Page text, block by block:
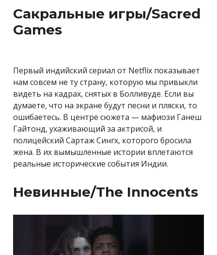
Сакральные игры/Sacred
Games
Первый индийский сериал от Netflix показывает
нам совсем не ту страну, которую мы привыкли
видеть на кадрах, снятых в Болливуде. Если вы
думаете, что на экране будут песни и пляски, то
ошибаетесь. В центре сюжета — мафиози Ганеш
Гайтонд, ухаживающий за актрисой, и
полицейский Сартаж Сингх, которого бросила
жена. В их вымышленные истории вплетаются
реальные исторические события Индии.
Невинные/The Innocents